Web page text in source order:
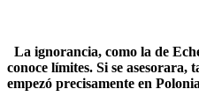
La ignorancia, como la de
conoce límites. Si se asesorara,
empezó precisamente en